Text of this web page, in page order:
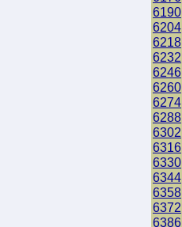
6190
6204
6218
6232
6246
6260
6274
6288
6302
6316
6330
6344
6358
6372
6386